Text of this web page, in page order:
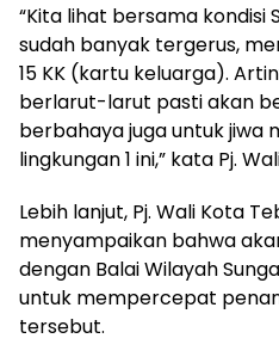
“Kita lihat bersama kondisi
sudah banyak tergerus,
15 KK (kartu keluarga).
berlarut-larut pasti akan
berbahaya juga untuk jiwa
lingkungan 1 ini,” kata Pj.
Lebih lanjut, Pj. Wali Kota
menyampaikan bahwa
dengan Balai Wilayah
untuk mempercepat
tersebut.